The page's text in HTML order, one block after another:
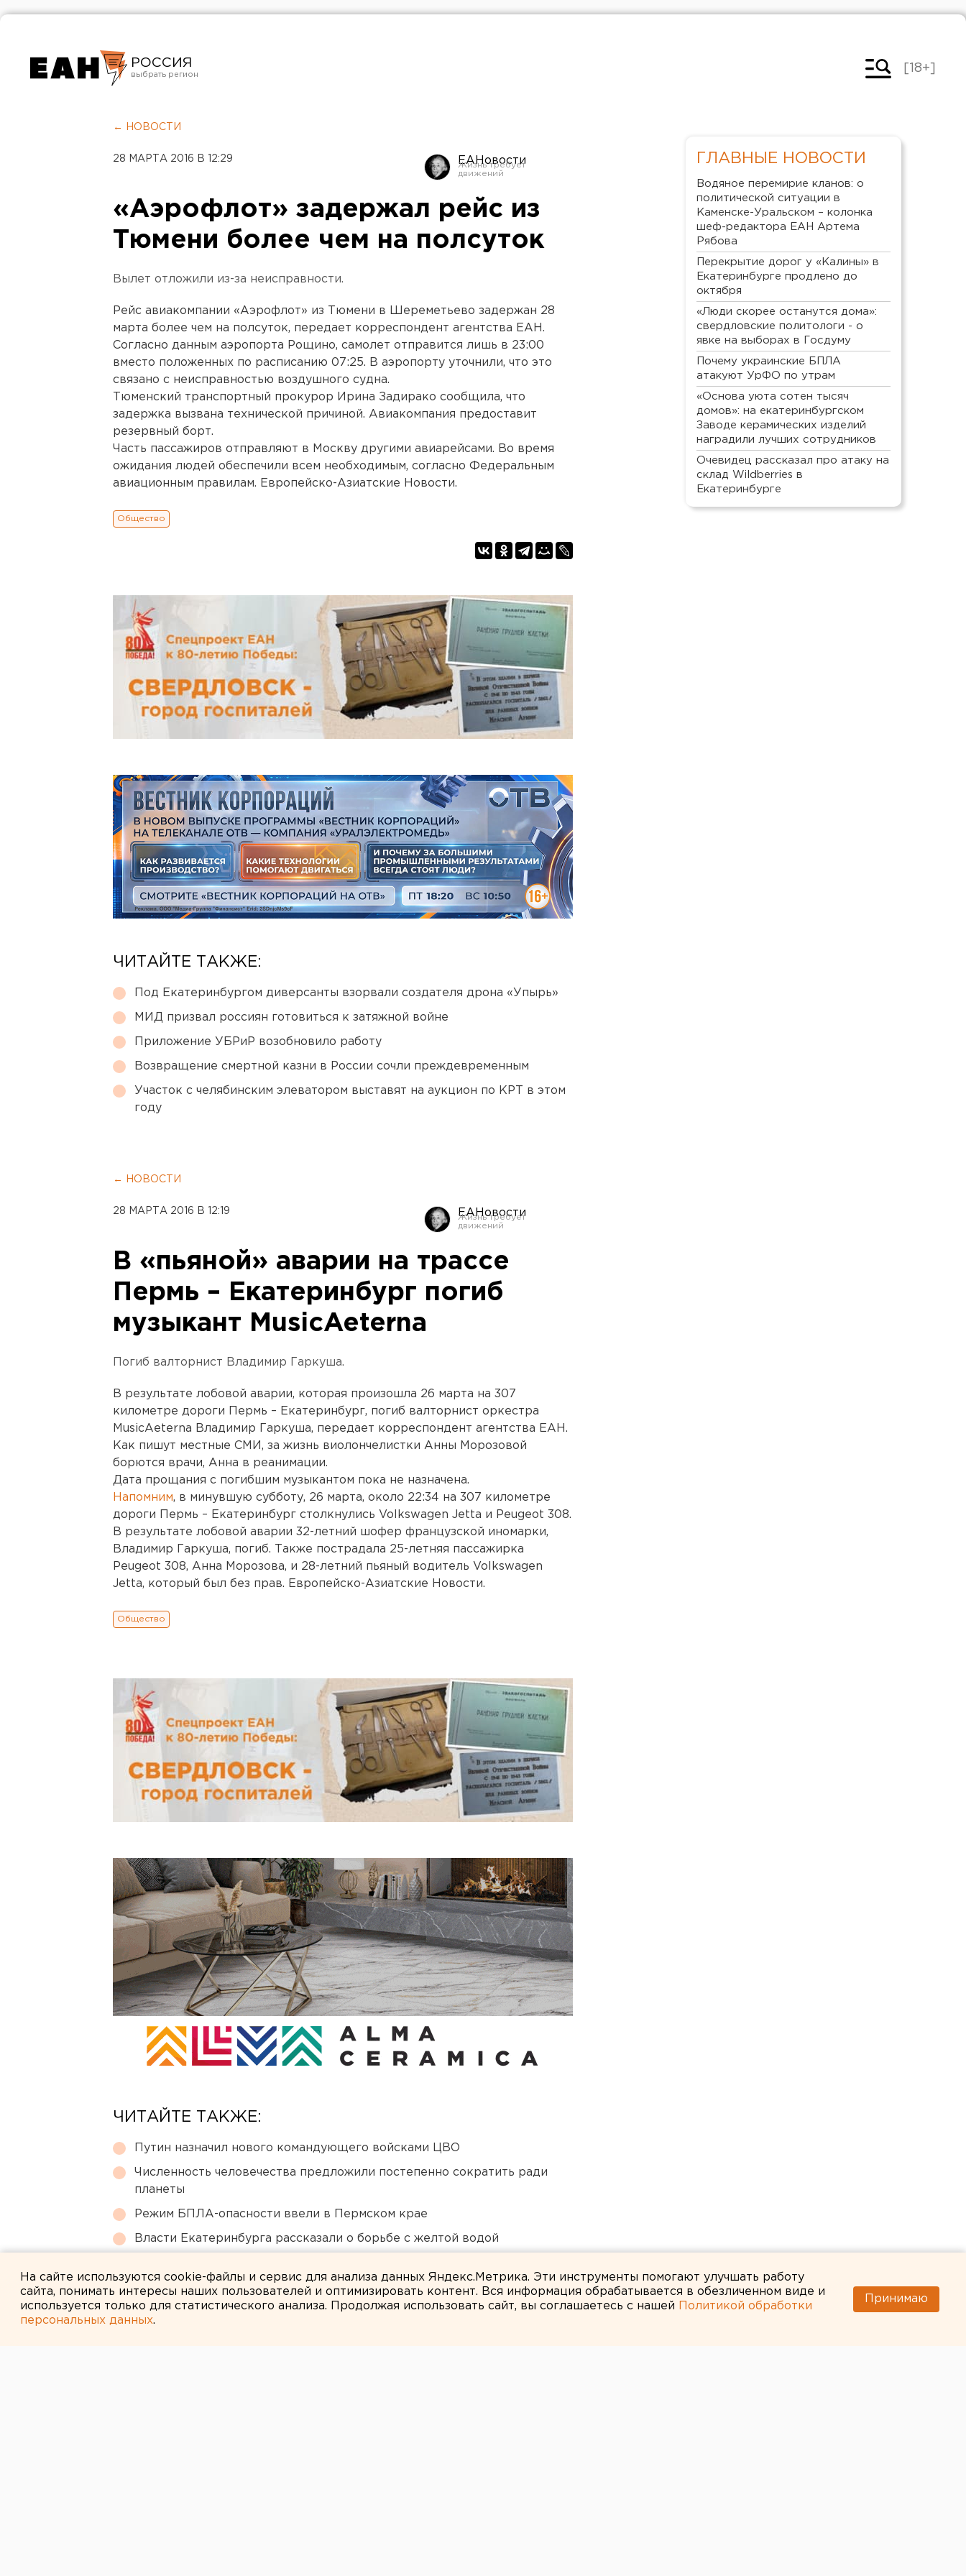
РОССИЯ
Челябинск
[18+]
← НОВОСТИ
28 МАРТА 2016 В 12:29 ЕАНовости
«Аэрофлот» задержал рейс из
Тюмени более чем на полсуток
Вылет отложили из-за неисправности.
Рейс авиакомпании «Аэрофлот» из Тюмени в Шереметьево задержан 28
марта более чем на полсуток, передает корреспондент агентства ЕАН.
Согласно данным аэропорта Рощино, самолет отправится лишь в 23:00
вместо положенных по расписанию 07:25. В аэропорту уточнили, что это
связано с неисправностью воздушного судна.
Тюменский транспортный прокурор Ирина Задирако сообщила, что
задержка вызвана технической причиной. Авиакомпания предоставит
резервный борт.
Часть пассажиров отправляют в Москву другими авиарейсами. Во время
ожидания людей обеспечили всем необходимым, согласно Федеральным
авиационным правилам. Европейско-Азиатские Новости.
Общество
ЧИТАЙТЕ ТАКЖЕ:
Под Екатеринбургом диверсанты взорвали создателя дрона «Упырь»
МИД призвал россиян готовиться к затяжной войне
Приложение УБРиР возобновило работу
Возвращение смертной казни в России сочли преждевременным
Участок с челябинским элеватором выставят на аукцион по КРТ в этом
году
← НОВОСТИ
28 МАРТА 2016 В 12:19 ЕАНовости
В «пьяной» аварии на трассе
Пермь – Екатеринбург погиб
музыкант MusicAeterna
Погиб валторнист Владимир Гаркуша.
В результате лобовой аварии, которая произошла 26 марта на 307
километре дороги Пермь – Екатеринбург, погиб валторнист оркестра
MusicAeterna Владимир Гаркуша, передает корреспондент агентства ЕАН.
Как пишут местные СМИ, за жизнь виолончелистки Анны Морозовой
борются врачи, Анна в реанимации.
Дата прощания с погибшим музыкантом пока не назначена.
Напомним, в минувшую субботу, 26 марта, около 22:34 на 307 километре
дороги Пермь – Екатеринбург столкнулись Volkswagen Jetta и Peugeot 308.
В результате лобовой аварии 32-летний шофер французской иномарки,
Владимир Гаркуша, погиб. Также пострадала 25-летняя пассажирка
Peugeot 308, Анна Морозова, и 28-летний пьяный водитель Volkswagen
Jetta, который был без прав. Европейско-Азиатские Новости.
Общество
ЧИТАЙТЕ ТАКЖЕ:
Путин назначил нового командующего войсками ЦВО
Численность человечества предложили постепенно сократить ради
планеты
Режим БПЛА-опасности ввели в Пермском крае
Власти Екатеринбурга рассказали о борьбе с желтой водой
ГЛАВНЫЕ НОВОСТИ
Водяное перемирие кланов: о
политической ситуации в
Каменске-Уральском – колонка
шеф-редактора ЕАН Артема
Рябова
Перекрытие дорог у «Калины» в
Екатеринбурге продлено до
октября
«Люди скорее останутся дома»:
свердловские политологи - о
явке на выборах в Госдуму
Почему украинские БПЛА
атакуют УрФО по утрам
«Основа уюта сотен тысяч
домов»: на екатеринбургском
Заводе керамических изделий
наградили лучших сотрудников
Очевидец рассказал про атаку на
склад Wildberries в
Екатеринбурге
На сайте используются cookie-файлы и сервис для анализа данных Яндекс.Метрика. Эти инструменты помогают улучшать работу
сайта, понимать интересы наших пользователей и оптимизировать контент. Вся информация обрабатывается в обезличенном виде и
используется только для статистического анализа. Продолжая использовать сайт, вы соглашаетесь с нашей
Политикой обработки
персональных данных.
Принимаю